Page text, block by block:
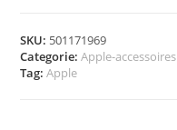
SKU: 501171969
Categorie:Apple-accessoires
Tag:Apple